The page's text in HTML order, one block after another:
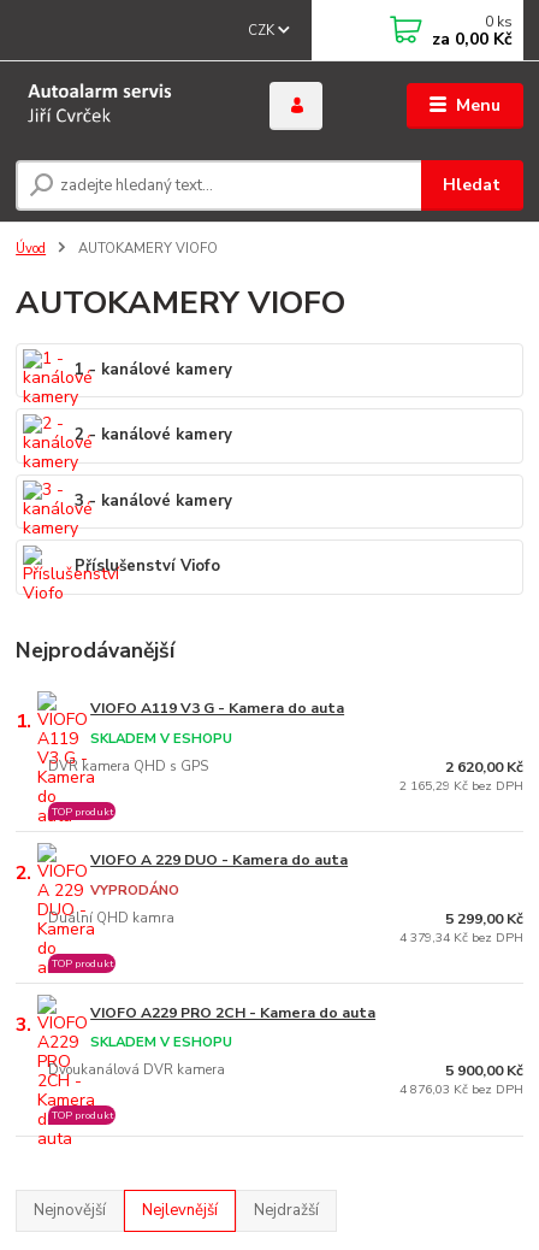
Menu
CZK
Hledat
0 ks
za 0,00 Kč
Úvod AUTOKAMERY VIOFO
AUTOKAMERY VIOFO
1 - kanálové kamery
2 - kanálové kamery
3 - kanálové kamery
Příslušenství Viofo
Nejprodávanější
1. VIOFO A119 V3 G - Kamera do auta
DVR kamera QHD s GPS
SKLADEM V ESHOPU
TOP produkt
2 620,00 Kč
2 165,29 Kč bez DPH
2. VIOFO A 229 DUO - Kamera do auta
Duální QHD kamra
VYPRODÁNO
TOP produkt
5 299,00 Kč
4 379,34 Kč bez DPH
3. VIOFO A229 PRO 2CH - Kamera do auta
Dvoukanálová DVR kamera
SKLADEM V ESHOPU
TOP produkt
5 900,00 Kč
4 876,03 Kč bez DPH
Nejnovější Nejlevnější Nejdražší